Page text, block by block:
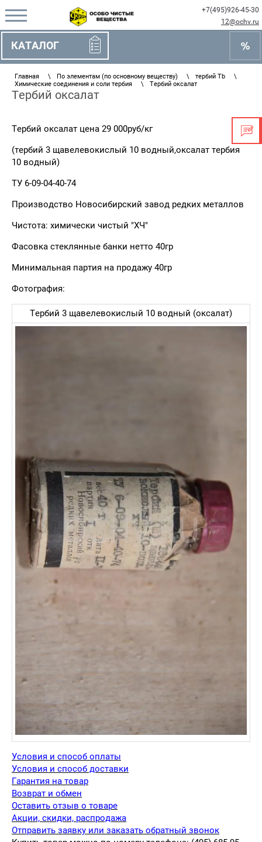
КАТАЛОГ
+7(495)926-45-30
12@ochv.ru
Главная \ По элементам (по основному веществу) \ тербий Tb
\
Химические соединения и соли тербия
\ Тербий оксалат
Тербий оксалат
Тербий оксалат цена 29 000руб/кг
(тербий 3 щавелевокислый 10 водный,оксалат тербия
10 водный)
ТУ 6-09-04-40-74
Производство Новосибирский завод редких металлов
Чистота: химически чистый "ХЧ"
Фасовка стеклянные банки нетто 40гр
Минимальная партия на продажу 40гр
Фотография:
Тербий 3 щавелевокислый 10 водный (оксалат)
Условия и способ оплаты
Условия и способ доставки
Гарантия на товар
Возврат и обмен
Оставить отзыв о товаре
Акции, скидки, распродажа
Отправить заявку или заказать обратный звонок